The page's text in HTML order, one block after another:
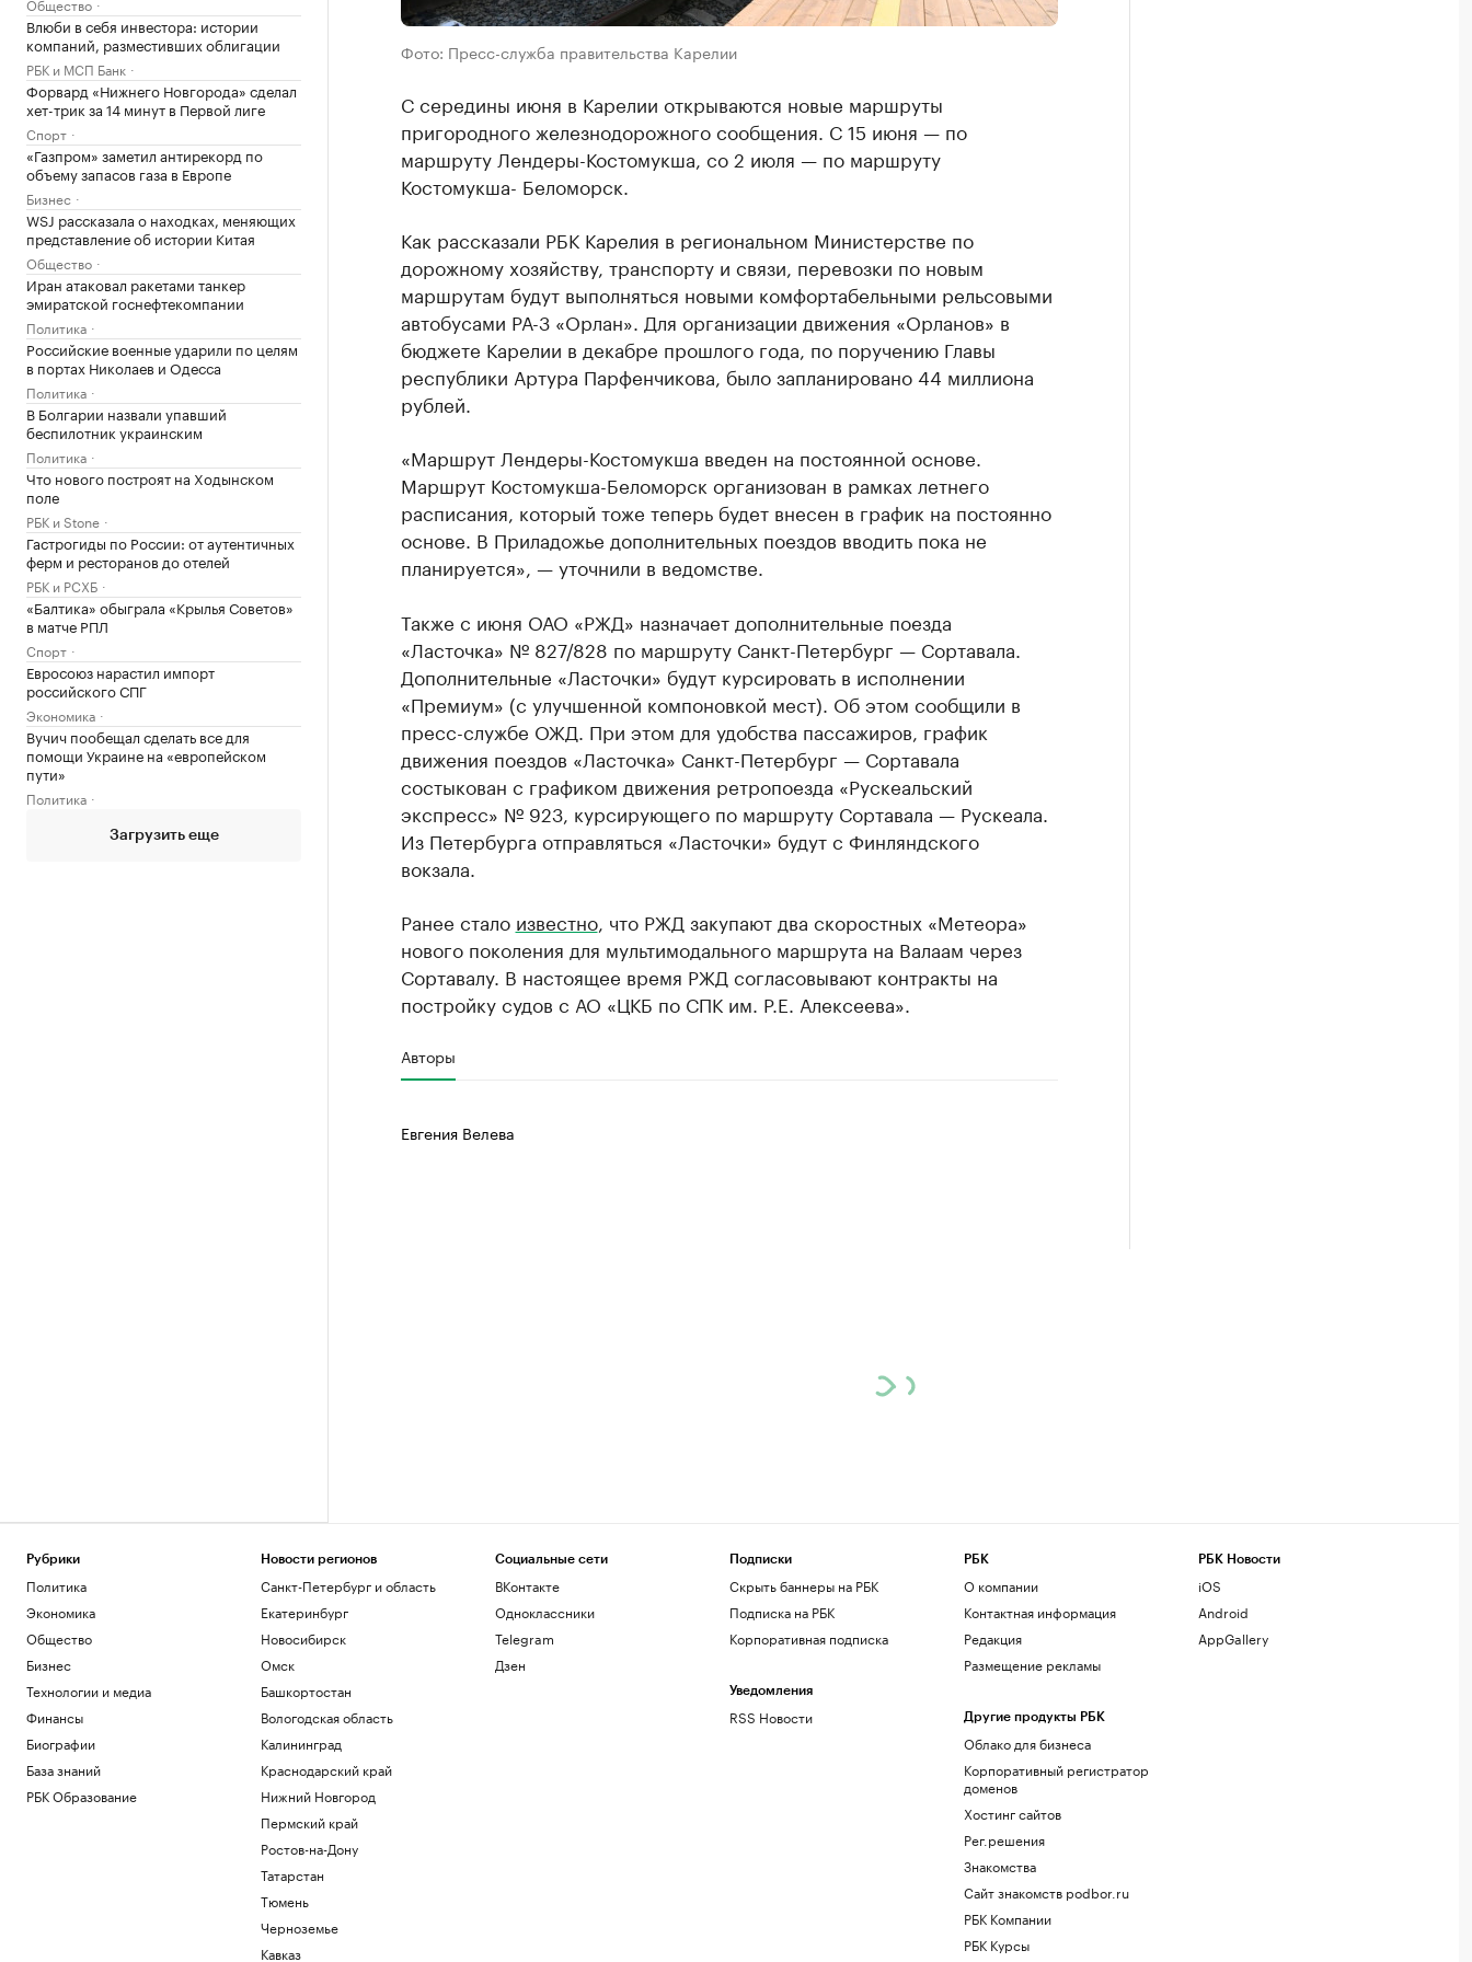
Влюби в себя инвестора: истории
компаний, разместивших облигации
РБК и МСП Банк
Форвард «Нижнего Новгорода» сделал
хет-трик за 14 минут в Первой лиге
Спорт
«Газпром» заметил антирекорд по
объему запасов газа в Европе
Бизнес
WSJ рассказала о находках, меняющих
представление об истории Китая
Общество
Иран атаковал ракетами танкер
эмиратской госнефтекомпании
Политика
Российские военные ударили по целям
в портах Николаев и Одесса
Политика
В Болгарии назвали упавший
беспилотник украинским
Политика
Что нового построят на Ходынском
поле
РБК и Stone
Гастрогиды по России: от аутентичных
ферм и ресторанов до отелей
РБК и РСХБ
«Балтика» обыграла «Крылья Советов»
в матче РПЛ
Спорт
Евросоюз нарастил импорт
российского СПГ
Экономика
Вучич пообещал сделать все для
помощи Украине на «европейском
пути»
Политика
Загрузить еще
Фото: Пресс-служба правительства Карелии
С середины июня в Карелии открываются новые маршруты
пригородного железнодорожного сообщения. С 15 июня — по
маршруту Лендеры-Костомукша, со 2 июля — по маршруту
Костомукша- Беломорск.
Как рассказали РБК Карелия в региональном Министерстве по
дорожному хозяйству, транспорту и связи, перевозки по новым
маршрутам будут выполняться новыми комфортабельными рельсовыми
автобусами РА-3 «Орлан». Для организации движения «Орланов» в
бюджете Карелии в декабре прошлого года, по поручению Главы
республики Артура Парфенчикова, было запланировано 44 миллиона
рублей.
«Маршрут Лендеры-Костомукша введен на постоянной основе.
Маршрут Костомукша-Беломорск организован в рамках летнего
расписания, который тоже теперь будет внесен в график на постоянно
основе. В Приладожье дополнительных поездов вводить пока не
планируется», — уточнили в ведомстве.
Также с июня ОАО «РЖД» назначает дополнительные поезда
«Ласточка» № 827/828 по маршруту Санкт-Петербург — Сортавала.
Дополнительные «Ласточки» будут курсировать в исполнении
«Премиум» (с улучшенной компоновкой мест). Об этом сообщили в
пресс-службе ОЖД. При этом для удобства пассажиров, график
движения поездов «Ласточка» Санкт-Петербург — Сортавала
состыкован с графиком движения ретропоезда «Рускеальский
экспресс» № 923, курсирующего по маршруту Сортавала — Рускеала.
Из Петербурга отправляться «Ласточки» будут с Финляндского
вокзала.
Ранее стало известно, что РЖД закупают два скоростных «Метеора»
нового поколения для мультимодального маршрута на Валаам через
Сортавалу. В настоящее время РЖД согласовывают контракты на
постройку судов с АО «ЦКБ по СПК им. Р.Е. Алексеева».
Авторы
Евгения Велева
Рубрики
Политика
Экономика
Общество
Бизнес
Технологии и медиа
Финансы
Биографии
База знаний
РБК Образование
Новости регионов
Санкт-Петербург и область
Екатеринбург
Новосибирск
Омск
Башкортостан
Вологодская область
Калининград
Краснодарский край
Нижний Новгород
Пермский край
Ростов-на-Дону
Татарстан
Тюмень
Черноземье
Кавказ
Социальные сети
ВКонтакте
Одноклассники
Telegram
Дзен
Подписки
Скрыть баннеры на РБК
Подписка на РБК
Корпоративная подписка
Уведомления
RSS Новости
РБК
О компании
Контактная информация
Редакция
Размещение рекламы
Другие продукты РБК
Облако для бизнеса
Корпоративный регистратор
доменов
Хостинг сайтов
Рег.решения
Знакомства
Сайт знакомств podbor.ru
РБК Компании
РБК Курсы
РБК Новости
iOS
Android
AppGallery